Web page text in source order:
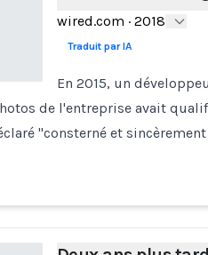
wired.com · 2018
Traduit par IA
En 2015, un
de l'entreprise avait
"consterné et